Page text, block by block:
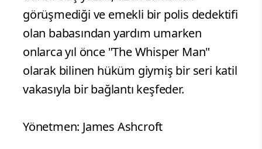
görüşmediği ve emekli bir polis dedektifi
olan babasından yardım umarken
onlarca yıl önce "The Whisper Man"
olarak bilinen hüküm giymiş bir seri katil
vakasıyla bir bağlantı keşfeder.
Yönetmen: James Ashcroft